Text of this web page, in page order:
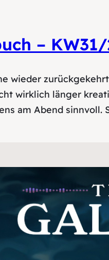
–
wieder
wirklich länger
am Abend